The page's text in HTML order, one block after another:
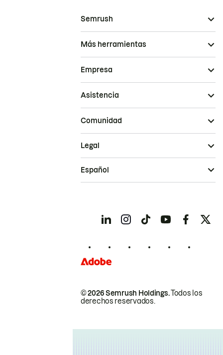
Semrush
Más herramientas
Empresa
Asistencia
Comunidad
© 2026 Semrush Holdings.Todos los
derechos reservados.
Legal
Español